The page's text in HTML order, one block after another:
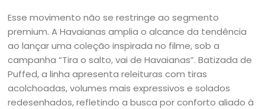
Esse movimento não se restringe ao segmento
premium. A Havaianas amplia o alcance da tendência
ao lançar uma coleção inspirada no filme, sob a
campanha “Tira o salto, vai de Havaianas”. Batizada de
Puffed, a linha apresenta releituras com tiras
acolchoadas, volumes mais expressivos e solados
redesenhados, refletindo a busca por conforto aliado à